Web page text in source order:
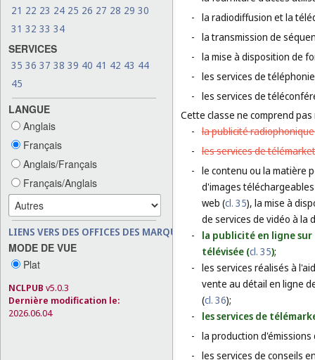
21 22 23 24 25 26 27 28 29 30
31 32 33 34
SERVICES
35 36 37 38 39 40 41 42 43 44
45
LANGUE
Anglais
Français
Anglais/Français
Français/Anglais
LIENS VERS DES OFFICES DES MARQUES
MODE DE VUE
Plat
NCLPUB v5.0.3
Dernière modification le:
2026.06.04
- la radiodiffusion et la
- la transmission de
- la mise à disposition de
- les services de
- les services de
Cette classe ne comprend
- la publicité
- les services de
- le contenu ou la matière
d'images
web (cl. 35), la mise à
de services de vidéo à la
-
la publicité en ligne
télévisée (cl. 35);
- les services réalisés à
vente au détail en ligne
(cl. 36);
-
les services de
- la production
- les services de conseils